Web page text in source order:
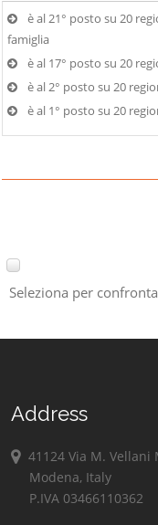
è al 21° posto su 20
famiglia
è al 17° posto su 20
è al 2° posto su 20
è al 1° posto su 20
Seleziona per
Address
41124 Via M. Vellani
Modena, Italy
P.IVA 03466110362